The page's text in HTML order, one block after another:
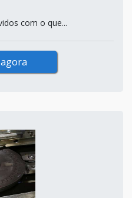
com o que...